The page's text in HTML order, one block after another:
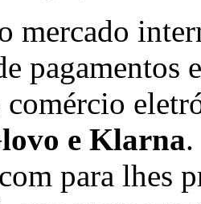
mercado
pagamentos
comércio
e Klarna
para lhes